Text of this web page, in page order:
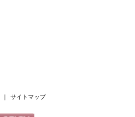
サイトマップ